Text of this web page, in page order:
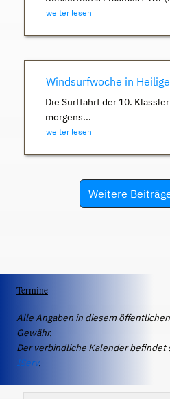
weiter lesen
Windsurfwoche in
Die Surffahrt der 10.
morgens...
weiter lesen
Weitere
Termine
Alle Angaben in diesem
Gewähr.
Der verbindliche Kalender befindet
IServ.